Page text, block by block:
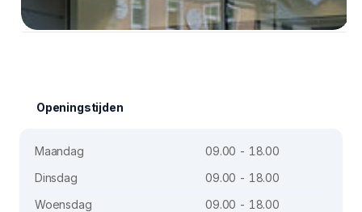
Openingstijden
Maandag
09.00 - 18.00
Dinsdag
09.00 - 18.00
Woensdag
09.00 - 18.00